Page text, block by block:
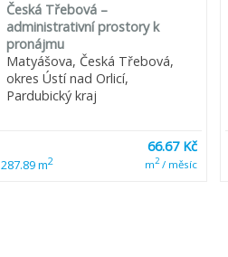
Česká Třebová –
administrativní prostory k
pronájmu
Matyášova, Česká Třebová,
okres Ústí nad Orlicí,
Pardubický kraj
287.89 m2
66.67 Kč
m2/ měsíc